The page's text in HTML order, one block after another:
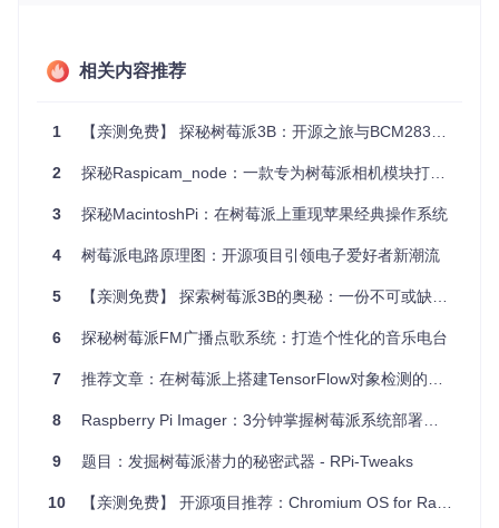
的场合，例如：
远程无人值守的监控系统，通过反向SSH隧道方便地管理和
教育实验室，一次性设置好所有设备的环境
四、项目特点
简单易用：只需要编辑一个bash脚本，无需深入系统底
高度自定义：从网络设置到软件包安装，一切都在你的掌
节省时间：无须手动逐台配置，一次编写，多次部署。
化服务，降低了出错风险。
要开始使用raspberian-firstboot，只需从 发布页面下载最新的
相关内容推荐
1 【亲测免费】 探秘树莓派3B：开源之旅与BCM2837的深度指南
2 探秘Raspicam_node：一款专为树莓派相机模块打造的ROS节点
3 探秘MacintoshPi：在树莓派上重现苹果经典操作系统
4 树莓派电路原理图：开源项目引领电子爱好者新潮流
5 【亲测免费】 探索树莓派3B的奥秘：一份不可或缺的电路图宝典
6 探秘树莓派FM广播点歌系统：打造个性化的音乐电台
7 推荐文章：在树莓派上搭建TensorFlow对象检测的奇妙之旅
8 Raspberry Pi Imager：3分钟掌握树莓派系统部署的终极秘籍
9 题目：发掘树莓派潜力的秘密武器 - RPi-Tweaks
10 【亲测免费】 开源项目推荐：Chromium OS for Raspberry Pi